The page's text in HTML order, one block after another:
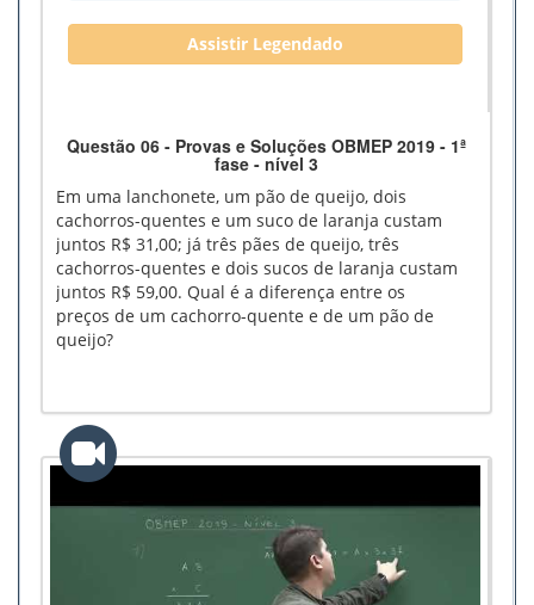
Assistir Legendado
Questão 06 - Provas e Soluções OBMEP 2019 - 1ª
fase - nível 3
Em uma lanchonete, um pão de queijo, dois
cachorros-quentes e um suco de laranja custam
juntos R$ 31,00; já três pães de queijo, três
cachorros-quentes e dois sucos de laranja custam
juntos R$ 59,00. Qual é a diferença entre os
preços de um cachorro-quente e de um pão de
queijo?